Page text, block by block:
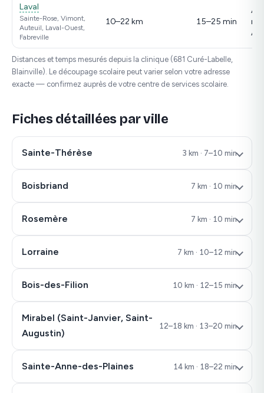
Laval
Sainte-Rose, Vimont,
Auteuil, Laval-Ouest,
Fabreville
10–22 km 15–25 min
A-
A-
Distances et temps mesurés depuis la clinique (681 Curé-Labelle,
Blainville). Le découpage scolaire peut varier selon votre adresse
exacte — confirmez auprès de votre centre de services scolaire.
Fiches détaillées par ville
Sainte-Thérèse 3 km · 7–10 min
Boisbriand 7 km · 10 min
Rosemère 7 km · 10 min
Lorraine 7 km · 10–12 min
Bois-des-Filion 10 km · 12–15 min
Mirabel (Saint-Janvier, Saint-
Augustin)
12–18 km · 13–20 min
Sainte-Anne-des-Plaines 14 km · 18–22 min